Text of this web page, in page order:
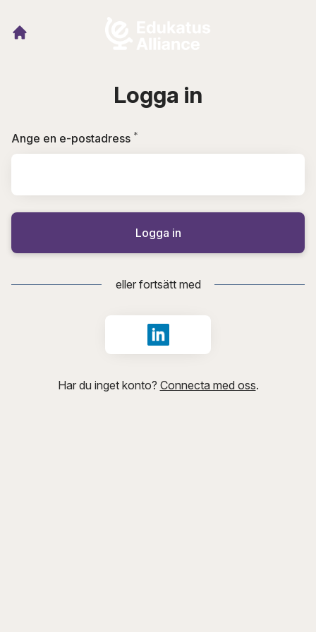
Logga in
Ange en e-postadress *
Logga in
eller fortsätt med
Logga in med LinkedIn
Har du inget konto? Connecta med oss.